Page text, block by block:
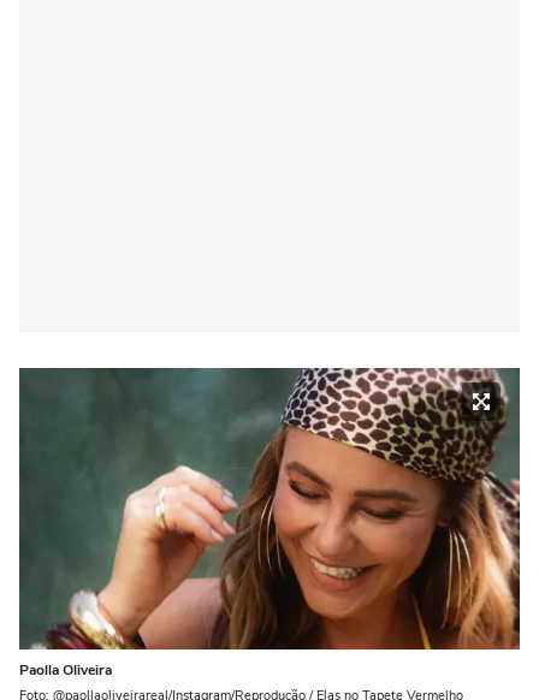
Paolla Oliveira
Foto: @paollaoliveirareal/Instagram/Reprodução / Elas no Tapete Vermelho